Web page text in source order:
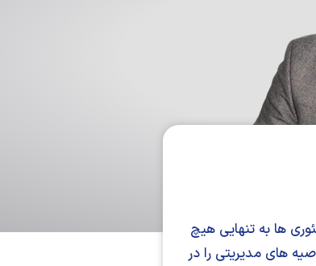
ها به تنهایی هیچ
های مدیریتی را در